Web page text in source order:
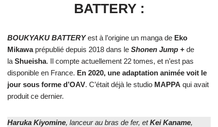
BATTERY :
BOUKYAKU BATTERYest à l’origine un manga de Eko
Mikawaprépublié depuis 2018 dans le Shonen Jump + de
la Shueisha. Il compte actuellement 22 tomes, et n’est pas
disponible en France. En 2020, une adaptation animée voit le
jour sous forme d’OAV. C’était déjà le studio MAPPA qui avait
produit ce dernier.
Haruka Kiyomine, lanceur au bras de fer, etKei Kaname,